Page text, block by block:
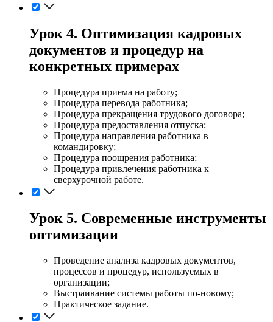
Урок 4. Оптимизация кадровых
документов и процедур на
конкретных примерах
Процедура приема на работу;
Процедура перевода работника;
Процедура прекращения трудового договора;
Процедура предоставления отпуска;
Процедура направления работника в
командировку;
Процедура поощрения работника;
Процедура привлечения работника к
сверхурочной работе.
Урок 5. Современные инструменты
оптимизации
Проведение анализа кадровых документов,
процессов и процедур, используемых в
организации;
Выстраивание системы работы по-новому;
Практическое задание.